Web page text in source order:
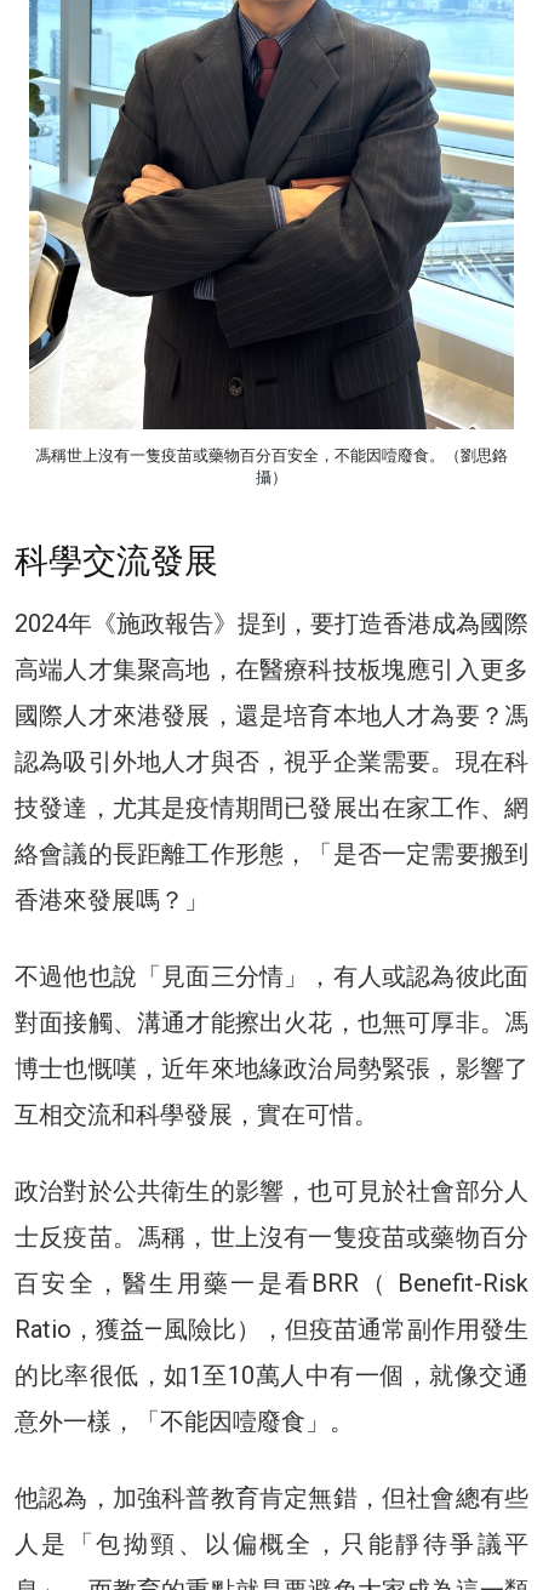
馮稱世上沒有一隻疫苗或藥物百分百安全，不能因噎廢食。（劉思鉻
攝）
科學交流發展
2024年《施政報告》提到，要打造香港成為國際
高端人才集聚高地，在醫療科技板塊應引入更多
國際人才來港發展，還是培育本地人才為要？馮
認為吸引外地人才與否，視乎企業需要。現在科
技發達，尤其是疫情期間已發展出在家工作、網
絡會議的長距離工作形態，「是否一定需要搬到
香港來發展嗎？」
不過他也說「見面三分情」，有人或認為彼此面
對面接觸、溝通才能擦出火花，也無可厚非。馮
博士也慨嘆，近年來地緣政治局勢緊張，影響了
互相交流和科學發展，實在可惜。
政治對於公共衛生的影響，也可見於社會部分人
士反疫苗。馮稱，世上沒有一隻疫苗或藥物百分
百安全，醫生用藥一是看BRR（ Benefit-Risk
Ratio，獲益—風險比），但疫苗通常副作用發生
的比率很低，如1至10萬人中有一個，就像交通
意外一樣，「不能因噎廢食」。
他認為，加強科普教育肯定無錯，但社會總有些
人是「包拗頸、以偏概全，只能靜待爭議平